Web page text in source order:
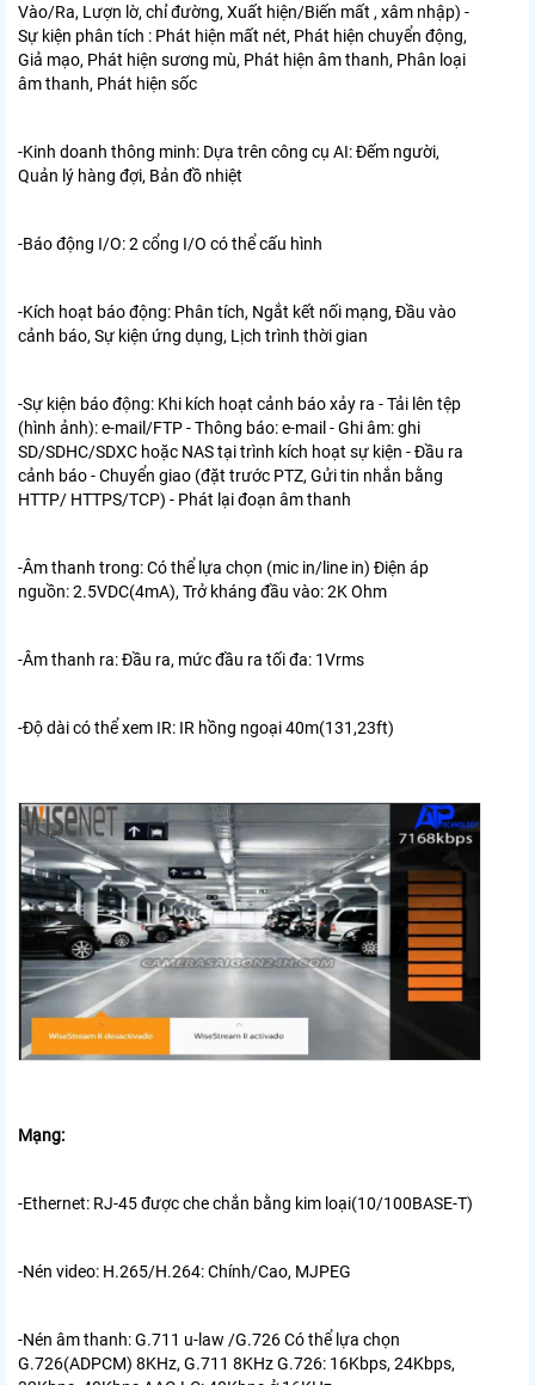
Vào/Ra, Lượn lờ, chỉ đường, Xuất hiện/Biến mất , xâm nhập) -
Sự kiện phân tích : Phát hiện mất nét, Phát hiện chuyển động,
Giả mạo, Phát hiện sương mù, Phát hiện âm thanh, Phân loại
âm thanh, Phát hiện sốc
-Kinh doanh thông minh: Dựa trên công cụ AI: Đếm người,
Quản lý hàng đợi, Bản đồ nhiệt
-Báo động I/O:2 cổng I/O có thể cấu hình
-Kích hoạt báo động: Phân tích, Ngắt kết nối mạng, Đầu vào
cảnh báo, Sự kiện ứng dụng, Lịch trình thời gian
-Sự kiện báo động: Khi kích hoạt cảnh báo xảy ra - Tải lên tệp
(hình ảnh): e-mail/FTP - Thông báo: e-mail - Ghi âm: ghi
SD/SDHC/SDXC hoặc NAS tại trình kích hoạt sự kiện - Đầu ra
cảnh báo - Chuyển giao (đặt trước PTZ, Gửi tin nhắn bằng
HTTP/ HTTPS/TCP) - Phát lại đoạn âm thanh
-Âm thanh trong:Có thể lựa chọn (mic in/line in) Điện áp
nguồn: 2.5VDC(4mA), Trở kháng đầu vào: 2K Ohm
-Âm thanh ra:Đầu ra, mức đầu ra tối đa: 1Vrms
-Độ dài có thể xem IR: IR hồng ngoại 40m(131,23ft)
Mạng:
-Ethernet: RJ-45 được che chắn bằng kim loại(10/100BASE-T)
-Nén video: H.265/H.264: Chính/Cao, MJPEG
-Nén âm thanh:G.711 u-law /G.726 Có thể lựa chọn
G.726(ADPCM) 8KHz, G.711 8KHz G.726: 16Kbps, 24Kbps,